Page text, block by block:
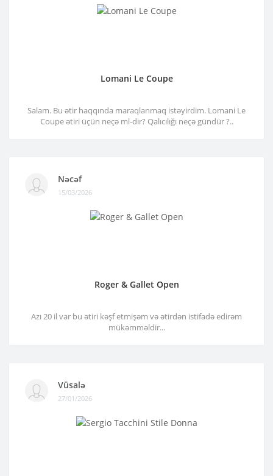
Lomani Le Coupe
Salam. Bu ətir haqqında maraqlanmaq istəyirdim. Lomani Le
Coupe ətiri üçün neçə ml-dir? Qalıcılığı neçə gündür ?..
Nəcəf
15/03/2026
Roger & Gallet Open
Azı 20 il var bu ətiri kəşf etmişəm və ətirdən istifadə edirəm
mükəmməldir...
Vüsalə
27/01/2026